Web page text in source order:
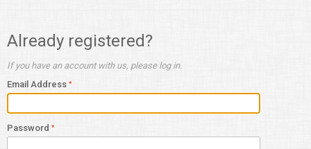
Already registered?
If you have an account with us, please log in.
Email Address
Password